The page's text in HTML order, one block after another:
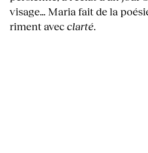
visage… Maria fait de la
riment avecclarté.